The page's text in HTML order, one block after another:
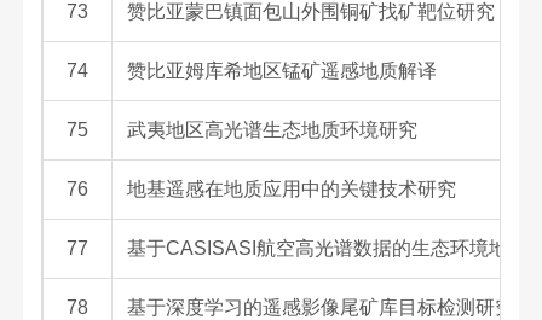
73 赞比亚蒙巴镇面包山外围铜矿找矿靶位研究
74 赞比亚姆库希地区锰矿遥感地质解译
75 武夷地区高光谱生态地质环境研究
76 地基遥感在地质应用中的关键技术研究
77 基于CASISASI航空高光谱数据的生态环境地物
78 基于深度学习的遥感影像尾矿库目标检测研究